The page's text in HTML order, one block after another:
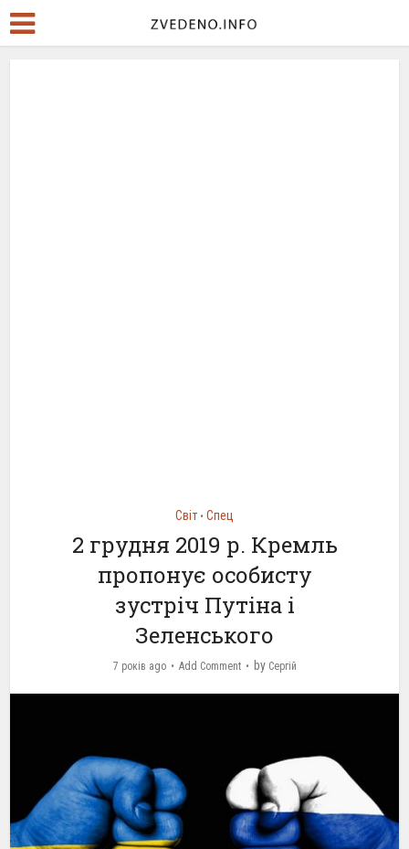
Світ • Спец
2 грудня 2019 р. Кремль
пропонує особисту
зустріч Путіна і
Зеленського
7 років ago Add Comment by Сергій